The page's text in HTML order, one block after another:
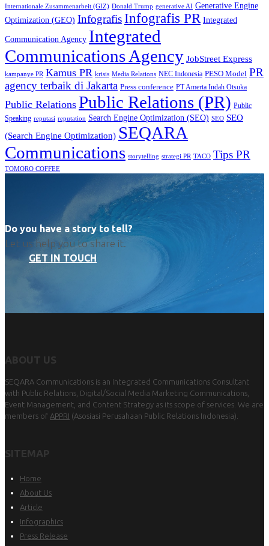
Internationale Zusammenarbeit (GIZ) Donald Trump generative AI Generative Engine
Optimization (GEO) InfografisInfografis PR Integrated
Communication Agency Integrated
Communications Agency JobStreet Express
kampanye PR Kamus PR krisis Media Relations NEC Indonesia PESO Model PR
agency terbaik di Jakarta Press conference PT Amerta Indah Otsuka
Public Relations Public Relations (PR) Public
Speaking reputasi reputation Search Engine Optimization (SEO) SEO SEO
(Search Engine Optimization) SEQARA
Communications storytelling strategi PR TACO Tips PR
TOMORO COFFEE
Do you have a story to tell?
Let us help you to share it.
GET IN TOUCH
ABOUT US
SEQARA Communications is an Integrated Communications Consultant
with Public Relations, Digital/Social Media Marketing Communications,
Event Management, and Content Strategy as its scope of services. We are
members of APPRI (Asosiasi Perusahaan Public Relations Indonesia).
SITEMAP
Home
About Us
Article
Infographics
Press Release